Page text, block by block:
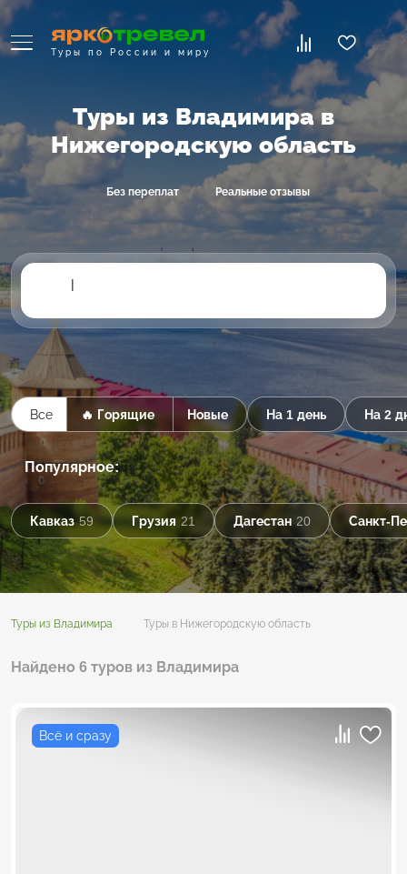
Туры по России и миру
Туры из Владимира в
Нижегородскую область
Без переплат Реальные отзывы
|
Все 🔥 Горящие Новые На 1 день На 2
Популярное:
Кавказ 59 Грузия 21 Дагестан 20 Санкт-
Туры из Владимира Туры в Нижегородскую область
Найдено 6 туров из Владимира
Всё и сразу